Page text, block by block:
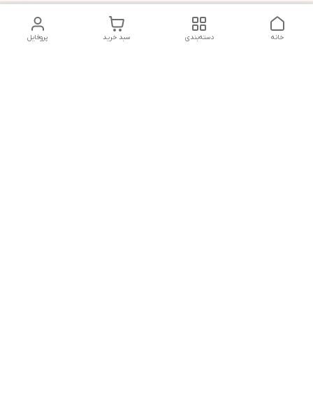
پروفایل سبد خرید دسته‌بندی خانه